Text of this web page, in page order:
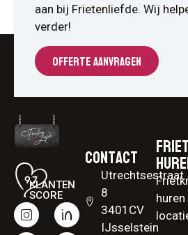
aan bij Frietenliefde. Wij
verder!
OFFERTE AANVRAGEN
KLANTEN
SCORE
Contact
Utrechtsestraat
8
3401CV
IJsselstein